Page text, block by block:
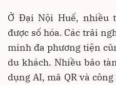
Ở Đại Nội Huế, nhiều
được số hóa. Các trải
minh đa phương tiện
du khách. Nhiều bảo
dụng AI, mã QR và